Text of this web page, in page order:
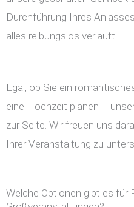
Durchführung Ihres
alles reibungslos verläuft.
Egal, ob Sie ein
eine Hochzeit planen –
zur Seite. Wir freuen uns
Ihrer Veranstaltung zu
Welche Optionen gibt es für